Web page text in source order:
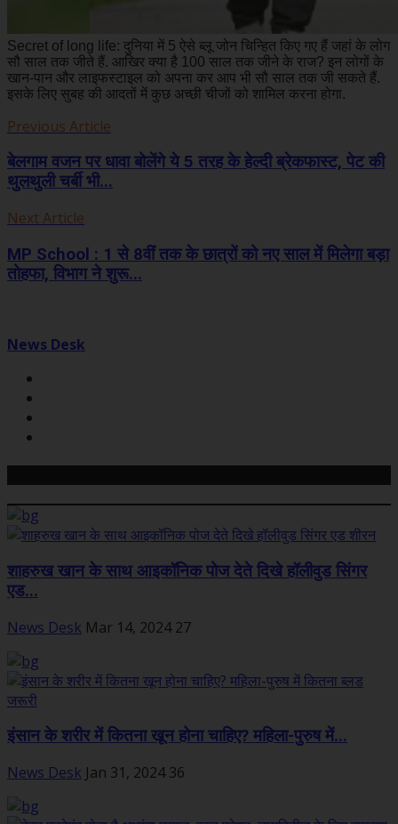
Secret of long life: दुनिया में 5 ऐसे ब्लू जोन चिन्हित किए गए हैं जहां के लोग
सौ साल तक जीते हैं. आखिर क्या है 100 साल तक जीने के राज? इन लोगों के
खान-पान और लाइफस्टाइल को अपना कर आप भी सौ साल तक जी सकते हैं.
इसके लिए सुबह की आदतों में कुछ अच्छी चीजों को शामिल करना होगा.
Previous Article
बेलगाम वजन पर धावा बोलेंगे ये 5 तरह के हेल्दी ब्रेकफास्ट, पेट की
थुलथुली चर्बी भी...
Next Article
MP School : 1 से 8वीं तक के छात्रों को नए साल में मिलेगा बड़ा
तोहफा, विभाग ने शुरू...
News Desk
शाहरुख खान के साथ आइकॉनिक पोज देते दिखे हॉलीवुड सिंगर
एड...
News Desk Mar 14, 2024 27
इंसान के शरीर में कितना खून होना चाहिए? महिला-पुरुष में...
News Desk Jan 31, 2024 36